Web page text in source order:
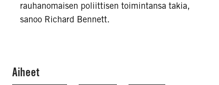
rauhanomaisen poliittisen toimintansa takia,
sanoo Richard Bennett.
Aiheet